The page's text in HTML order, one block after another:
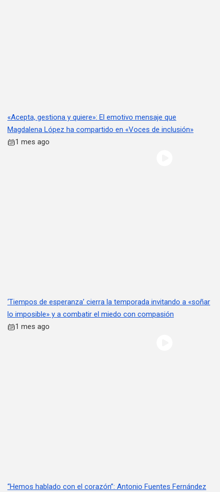
«Acepta, gestiona y quiere»: El emotivo mensaje que
Magdalena López ha compartido en «Voces de inclusión»
1 mes ago
‘Tiempos de esperanza’ cierra la temporada invitando a «soñar
lo imposible» y a combatir el miedo con compasión
1 mes ago
“Hemos hablado con el corazón”: Antonio Fuentes Fernández